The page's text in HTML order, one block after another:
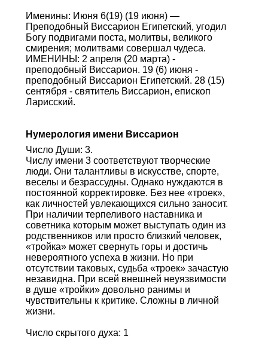
Именины: Июня 6(19) (19 июня) —
Преподобный Виссарион Египетский, угодил
Богу подвигами поста, молитвы, великого
смирения; молитвами совершал чудеса.
ИМЕНИНЫ: 2 апреля (20 марта) -
преподобный Виссарион. 19 (6) июня -
преподобный Виссарион Египетский. 28 (15)
сентября - святитель Виссарион, епископ
Ларисский.
Нумерология имени Виссарион
Число Души: 3.
Числу имени 3 соответствуют творческие
люди. Они талантливы в искусстве, спорте,
веселы и безрассудны. Однако нуждаются в
постоянной корректировке. Без нее «троек»,
как личностей увлекающихся сильно заносит.
При наличии терпеливого наставника и
советника которым может выступать один из
родственников или просто близкий человек,
«тройка» может свернуть горы и достичь
невероятного успеха в жизни. Но при
отсутствии таковых, судьба «троек» зачастую
незавидна. При всей внешней неуязвимости
в душе «тройки» довольно ранимы и
чувствительны к критике. Сложны в личной
жизни.
Число скрытого духа: 1